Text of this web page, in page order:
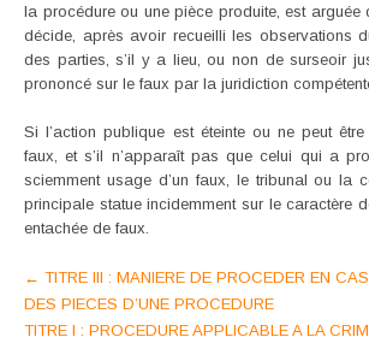
la procédure ou une pièce produite, est arguée
décide, après avoir recueilli les observations
des parties, s’il y a lieu, ou non de surseoir
prononcé sur le faux par la juridiction
Si l’action publique est éteinte ou ne peut
faux, et s’il n’apparaît pas que celui qui a
sciemment usage d’un faux, le tribunal ou la
principale statue incidemment sur le caractère
entachée de faux.
Post
navigation
← TITRE III : MANIERE DE PROCEDER EN
DES PIECES D’UNE PROCEDURE
TITRE I : PROCEDURE APPLICABLE A LA